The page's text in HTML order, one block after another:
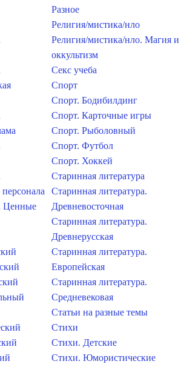
Ценные
Разное
Религия/мистика/нло
Религия/мистика/нло. Магия и
оккультизм
Секс учеба
Спорт
Спорт. Бодибилдинг
Спорт. Карточные игры
Спорт. Рыболовный
Спорт. Футбол
Спорт. Хоккей
Старинная литература
Старинная литература.
Древневосточная
Старинная литература.
Древнерусская
Старинная литература.
Европейская
Старинная литература.
Средневековая
Статьи на разные темы
Стихи
Стихи. Детские
Стихи. Юмористические